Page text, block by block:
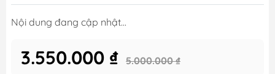
Nội dung đang cập nhật...
3.550.000 ₫ 5.000.000 ₫